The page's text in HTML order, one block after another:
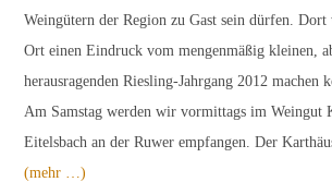
Weingütern der Region zu Gast sein dürfen.
Ort einen Eindruck vom mengenmäßig kleinen,
herausragenden Riesling-Jahrgang 2012 machen
Am Samstag werden wir vormittags im Weingut
Eitelsbach an der Ruwer empfangen. Der
(mehr …)